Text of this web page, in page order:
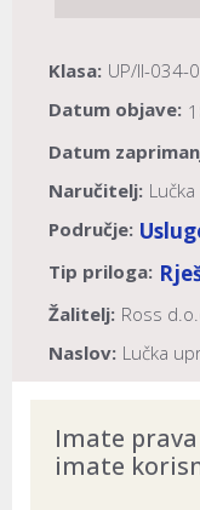
Klasa: UP/II-034-
Datum objave:
Datum
Naručitelj:
Područje:
Tip priloga:
Žalitelj: Ross
Naslov: Lučka
Imate
imate